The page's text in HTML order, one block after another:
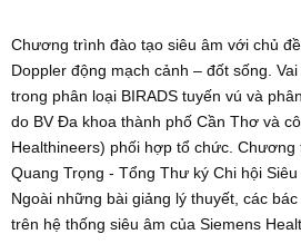
Chương trình đào tạo siêu âm với chủ
Doppler động mạch cảnh – đốt sống.
trong phân loại BIRADS tuyến vú và
do BV Đa khoa thành phố Cần Thơ và
Healthineers) phối hợp tổ chức. Chương
Quang Trọng - Tổng Thư ký Chi hội
Ngoài những bài giảng lý thuyết, các
trên hệ thống siêu âm của Siemens